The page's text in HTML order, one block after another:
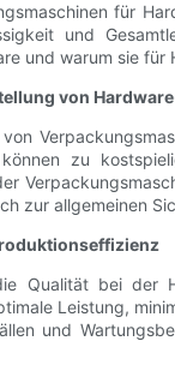
für
und
und warum sie
von
zu
zur allgemeinen
Qualität bei der
Leistung,
und